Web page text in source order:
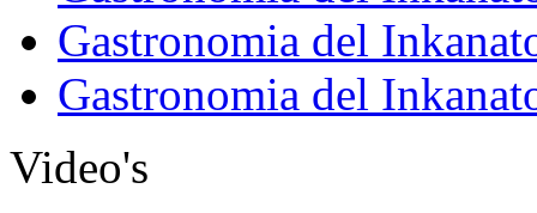
Gastronomia del
Gastronomia del
Video's